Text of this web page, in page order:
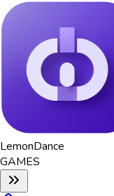
LemonDance
GAMES